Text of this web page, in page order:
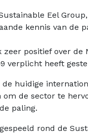
Eel
kennis van de
positief over
verplicht heeft
de huidige
om de sector te
paling.
rond de